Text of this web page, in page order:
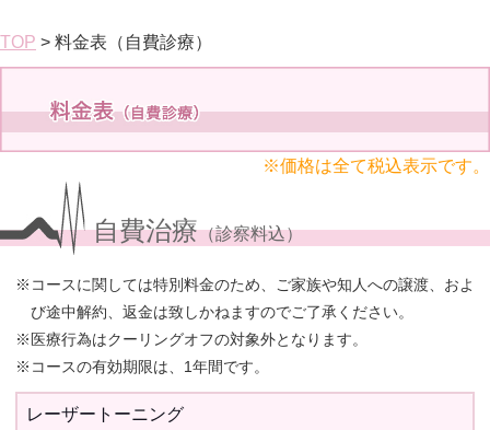
TOP > 料金表（自費診療）
※価格は全て税込表示です。
自費治療（診察料込）
※ コースに関しては特別料金のため、ご家族や知人への譲渡、およ
び途中解約、返金は致しかねますのでご了承ください。
※ 医療行為はクーリングオフの対象外となります。
※ コースの有効期限は、1年間です。
レーザートーニング